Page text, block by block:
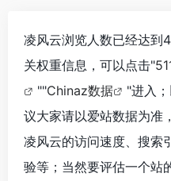
凌风云浏览人数已经达到
关权重信息，可以点击"
""Chinaz数据
"进入
议大家请以爱站数据为准
凌风云的访问速度、搜索
验等；当然要评估一个站